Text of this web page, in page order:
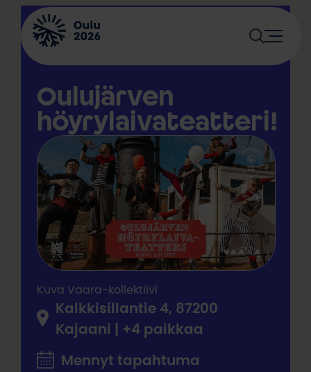
Siirry
sisältöön
Oulujärven
höyrylaivateatteri!
Kalkkisillantie 4, 87200
Kajaani | +4 paikkaa
Mennyt tapahtuma
Kuva Vaara-kollektiivi